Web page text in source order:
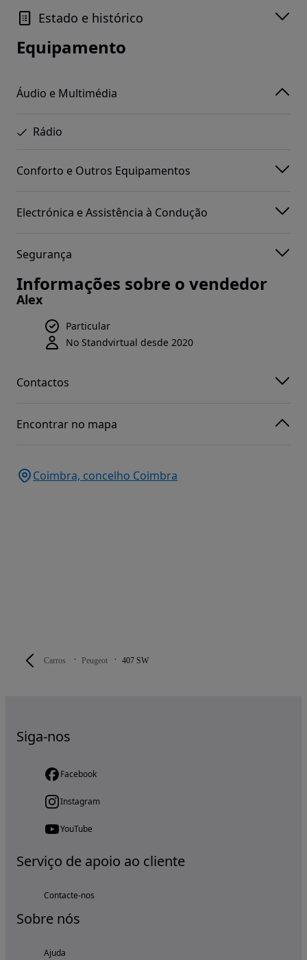
Carros Peugeot 407 SW
Estado e histórico
Equipamento
Áudio e Multimédia
Rádio
Conforto e Outros Equipamentos
Electrónica e Assistência à Condução
Segurança
Informações sobre o vendedor
Alex
Particular
No Standvirtual desde 2020
Contactos
Encontrar no mapa
Coimbra, concelho Coimbra
Siga-nos
Facebook
Instagram
YouTube
Serviço de apoio ao cliente
Contacte-nos
Sobre nós
Ajuda